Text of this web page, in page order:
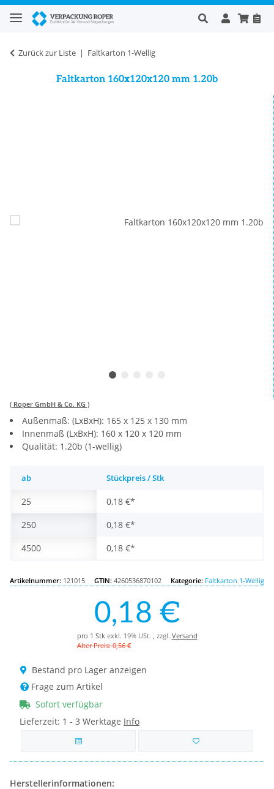
Zurück zur Liste Faltkarton 1-Wellig
Faltkarton 160x120x120 mm 1.20b
( Roper GmbH & Co. KG )
Außenmaß: (LxBxH): 165 x 125 x 130 mm
Innenmaß (LxBxH): 160 x 120 x 120 mm
Qualität: 1.20b (1-wellig)
ab Stückpreis / Stk
25 0,18 €*
250
0,18 €*
4500
0,18 €*
Artikelnummer: 121015 GTIN: 4260536870102 Kategorie: Faltkarton 1-Wellig
0,18 €
pro 1 Stk exkl. 19% USt. , zzgl. Versand
Alter Preis: 0,56 €
Bestand pro Lager anzeigen
Frage zum Artikel
Sofort verfügbar
Lieferzeit: 1 - 3 Werktage Info
Herstellerinformationen: